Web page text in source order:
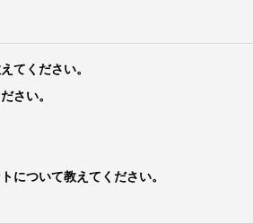
てください。
さい。
について教えてください。